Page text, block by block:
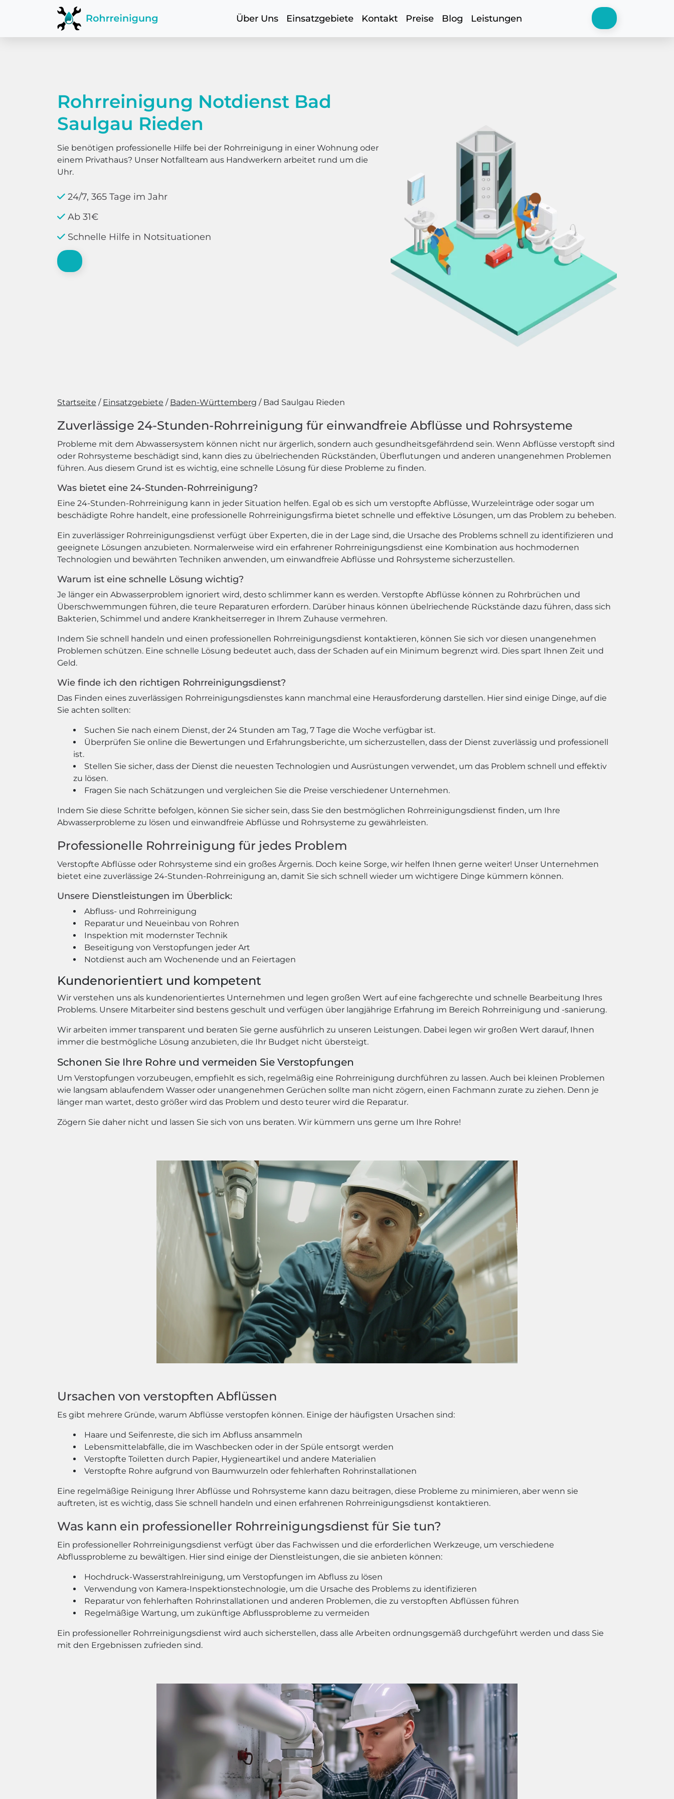
Über Uns Einsatzgebiete Kontakt Preise Blog Leistungen
Rohrreinigung Notdienst Bad
Saulgau Rieden
Sie benötigen professionelle Hilfe bei der Rohrreinigung in einer Wohnung oder
einem Privathaus? Unser Notfallteam aus Handwerkern arbeitet rund um die
Uhr.
24/7, 365 Tage im Jahr
Ab 31€
Schnelle Hilfe in Notsituationen
Startseite Einsatzgebiete Baden-Württemberg Bad Saulgau Rieden
Zuverlässige 24-Stunden-Rohrreinigung für einwandfreie Abflüsse und Rohrsysteme
Probleme mit dem Abwassersystem können nicht nur ärgerlich, sondern auch gesundheitsgefährdend sein. Wenn Abflüsse verstopft sind
oder Rohrsysteme beschädigt sind, kann dies zu übelriechenden Rückständen, Überflutungen und anderen unangenehmen Problemen
führen. Aus diesem Grund ist es wichtig, eine schnelle Lösung für diese Probleme zu finden.
Was bietet eine 24-Stunden-Rohrreinigung?
Eine 24-Stunden-Rohrreinigung kann in jeder Situation helfen. Egal ob es sich um verstopfte Abflüsse, Wurzeleinträge oder sogar um
beschädigte Rohre handelt, eine professionelle Rohrreinigungsfirma bietet schnelle und effektive Lösungen, um das Problem zu beheben.
Ein zuverlässiger Rohrreinigungsdienst verfügt über Experten, die in der Lage sind, die Ursache des Problems schnell zu identifizieren und
geeignete Lösungen anzubieten. Normalerweise wird ein erfahrener Rohrreinigungsdienst eine Kombination aus hochmodernen
Technologien und bewährten Techniken anwenden, um einwandfreie Abflüsse und Rohrsysteme sicherzustellen.
Warum ist eine schnelle Lösung wichtig?
Je länger ein Abwasserproblem ignoriert wird, desto schlimmer kann es werden. Verstopfte Abflüsse können zu Rohrbrüchen und
Überschwemmungen führen, die teure Reparaturen erfordern. Darüber hinaus können übelriechende Rückstände dazu führen, dass sich
Bakterien, Schimmel und andere Krankheitserreger in Ihrem Zuhause vermehren.
Indem Sie schnell handeln und einen professionellen Rohrreinigungsdienst kontaktieren, können Sie sich vor diesen unangenehmen
Problemen schützen. Eine schnelle Lösung bedeutet auch, dass der Schaden auf ein Minimum begrenzt wird. Dies spart Ihnen Zeit und
Geld.
Wie finde ich den richtigen Rohrreinigungsdienst?
Das Finden eines zuverlässigen Rohrreinigungsdienstes kann manchmal eine Herausforderung darstellen. Hier sind einige Dinge, auf die
Sie achten sollten:
Suchen Sie nach einem Dienst, der 24 Stunden am Tag, 7 Tage die Woche verfügbar ist.
Überprüfen Sie online die Bewertungen und Erfahrungsberichte, um sicherzustellen, dass der Dienst zuverlässig und professionell
ist.
Stellen Sie sicher, dass der Dienst die neuesten Technologien und Ausrüstungen verwendet, um das Problem schnell und effektiv
zu lösen.
Fragen Sie nach Schätzungen und vergleichen Sie die Preise verschiedener Unternehmen.
Indem Sie diese Schritte befolgen, können Sie sicher sein, dass Sie den bestmöglichen Rohrreinigungsdienst finden, um Ihre
Abwasserprobleme zu lösen und einwandfreie Abflüsse und Rohrsysteme zu gewährleisten.
Professionelle Rohrreinigung für jedes Problem
Verstopfte Abflüsse oder Rohrsysteme sind ein großes Ärgernis. Doch keine Sorge, wir helfen Ihnen gerne weiter! Unser Unternehmen
bietet eine zuverlässige 24-Stunden-Rohrreinigung an, damit Sie sich schnell wieder um wichtigere Dinge kümmern können.
Unsere Dienstleistungen im Überblick:
Abfluss- und Rohrreinigung
Reparatur und Neueinbau von Rohren
Inspektion mit modernster Technik
Beseitigung von Verstopfungen jeder Art
Notdienst auch am Wochenende und an Feiertagen
Kundenorientiert und kompetent
Wir verstehen uns als kundenorientiertes Unternehmen und legen großen Wert auf eine fachgerechte und schnelle Bearbeitung Ihres
Problems. Unsere Mitarbeiter sind bestens geschult und verfügen über langjährige Erfahrung im Bereich Rohrreinigung und -sanierung.
Wir arbeiten immer transparent und beraten Sie gerne ausführlich zu unseren Leistungen. Dabei legen wir großen Wert darauf, Ihnen
immer die bestmögliche Lösung anzubieten, die Ihr Budget nicht übersteigt.
Schonen Sie Ihre Rohre und vermeiden Sie Verstopfungen
Um Verstopfungen vorzubeugen, empfiehlt es sich, regelmäßig eine Rohrreinigung durchführen zu lassen. Auch bei kleinen Problemen
wie langsam ablaufendem Wasser oder unangenehmen Gerüchen sollte man nicht zögern, einen Fachmann zurate zu ziehen. Denn je
länger man wartet, desto größer wird das Problem und desto teurer wird die Reparatur.
Zögern Sie daher nicht und lassen Sie sich von uns beraten. Wir kümmern uns gerne um Ihre Rohre!
Ursachen von verstopften Abflüssen
Es gibt mehrere Gründe, warum Abflüsse verstopfen können. Einige der häufigsten Ursachen sind:
Haare und Seifenreste, die sich im Abfluss ansammeln
Lebensmittelabfälle, die im Waschbecken oder in der Spüle entsorgt werden
Verstopfte Toiletten durch Papier, Hygieneartikel und andere Materialien
Verstopfte Rohre aufgrund von Baumwurzeln oder fehlerhaften Rohrinstallationen
Eine regelmäßige Reinigung Ihrer Abflüsse und Rohrsysteme kann dazu beitragen, diese Probleme zu minimieren, aber wenn sie
auftreten, ist es wichtig, dass Sie schnell handeln und einen erfahrenen Rohrreinigungsdienst kontaktieren.
Was kann ein professioneller Rohrreinigungsdienst für Sie tun?
Ein professioneller Rohrreinigungsdienst verfügt über das Fachwissen und die erforderlichen Werkzeuge, um verschiedene
Abflussprobleme zu bewältigen. Hier sind einige der Dienstleistungen, die sie anbieten können:
Hochdruck-Wasserstrahlreinigung, um Verstopfungen im Abfluss zu lösen
Verwendung von Kamera-Inspektionstechnologie, um die Ursache des Problems zu identifizieren
Reparatur von fehlerhaften Rohrinstallationen und anderen Problemen, die zu verstopften Abflüssen führen
Regelmäßige Wartung, um zukünftige Abflussprobleme zu vermeiden
Ein professioneller Rohrreinigungsdienst wird auch sicherstellen, dass alle Arbeiten ordnungsgemäß durchgeführt werden und dass Sie
mit den Ergebnissen zufrieden sind.